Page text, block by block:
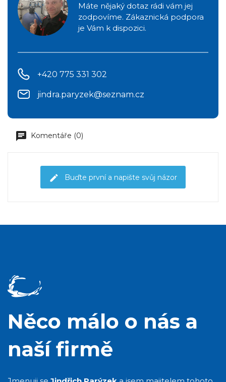
Máte nějaký dotaz rádi vám jej
zodpovíme. Zákaznická podpora
je Vám k dispozici.
+420 775 331 302
jindra.paryzek@seznam.cz
Komentáře (0)
Buďte první a napište svůj názor
Něco málo o nás a
naší firmě